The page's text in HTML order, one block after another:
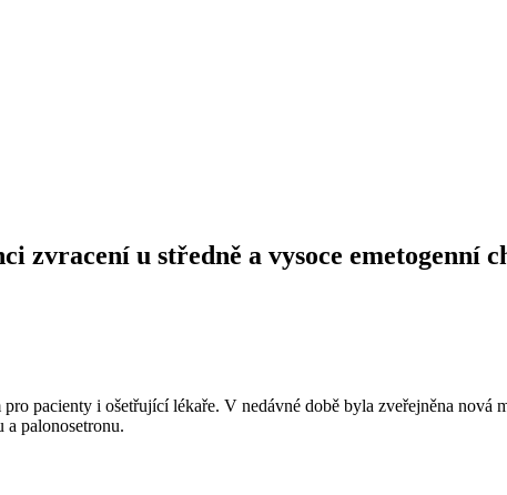
zvracení u středně a vysoce emetogenní
pacienty i ošetřující lékaře. V nedávné době byla zveřejněna nová
palonosetronu.